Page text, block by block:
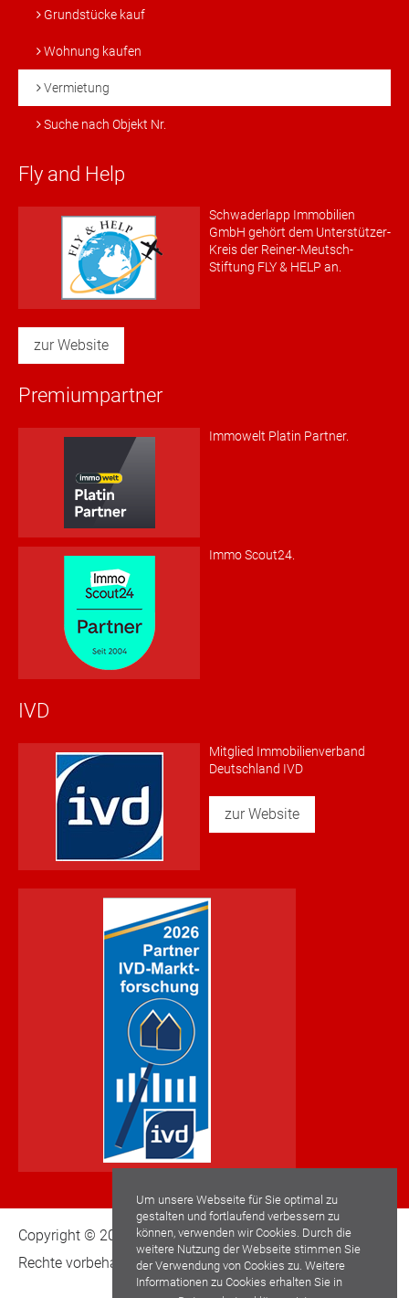
Um unsere Webseite für Sie optimal zu
gestalten und fortlaufend verbessern zu
können, verwenden wir Cookies. Durch die
weitere Nutzung der Webseite stimmen Sie
der Verwendung von Cookies zu. Weitere
Informationen zu Cookies erhalten Sie in
Grundstücke kauf
Wohnung kaufen
Vermietung
Suche nach Objekt Nr.
Fly and Help
Schwaderlapp Immobilien
GmbH gehört dem Unterstützer-
Kreis der Reiner-Meutsch-
Stiftung FLY & HELP an.
zur Website
Premiumpartner
Immowelt Platin Partner.
Immo Scout24.
IVD
Mitglied Immobilienverband
Deutschland IVD
zur Website
Copyright © 2022 Schwaderlapp Immobilien GmbH. Alle
Rechte vorbehalten.